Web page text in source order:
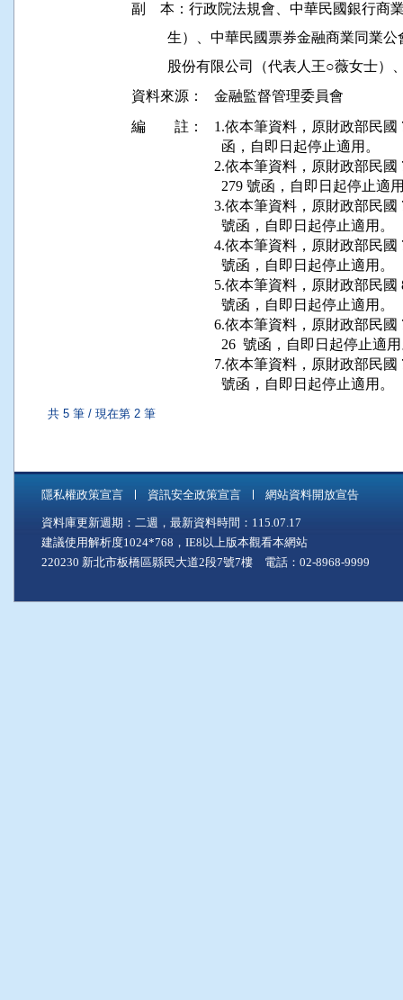
副    本：行政院法規會、中華民國銀行商
生）、中華民國票券金融商業同
資料來源：
金融監督管理委員會
編 註：
1.依本筆資料，原財政部民國
  函，自即日起停止適用。
2.依本筆資料，原財政部民國
279 號函，自即日起停止適
3.依本筆資料，原財政部民國
  號函，自即日起停止適用。
4.依本筆資料，原財政部民國
  號函，自即日起停止適用。
5.依本筆資料，原財政部民國
  號函，自即日起停止適用。
6.依本筆資料，原財政部民國
26  號函，自即日起停止適
7.依本筆資料，原財政部民國
  號函，自即日起停止適用。
共 5 筆 / 現在第 2 筆
隱私權政策宣言 資訊安全政策宣言 網站資料開放宣告
資料庫更新週期：二週，最新資料時間：115.07.17
建議使用解析度1024*768，IE8以上版本觀看本網站
220230 新北市板橋區縣民大道2段7號7樓 電話：02-8968-9999